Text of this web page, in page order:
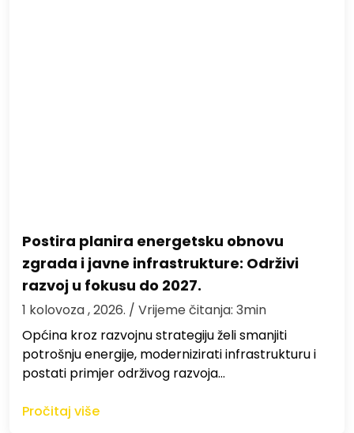
Postira planira energetsku obnovu
zgrada i javne infrastrukture: Održivi
razvoj u fokusu do 2027.
1 kolovoza , 2026. / Vrijeme čitanja: 3min
Općina kroz razvojnu strategiju želi smanjiti
potrošnju energije, modernizirati infrastrukturu i
postati primjer održivog razvoja…
Pročitaj više